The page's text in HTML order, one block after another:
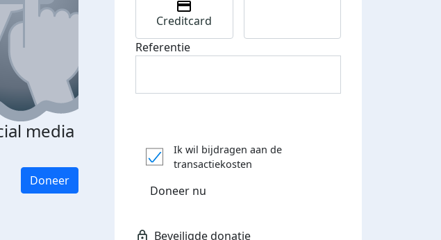
media
Doneer
Creditcard
Referentie
Ik wil bijdragen aan de
transactiekosten
Doneer nu